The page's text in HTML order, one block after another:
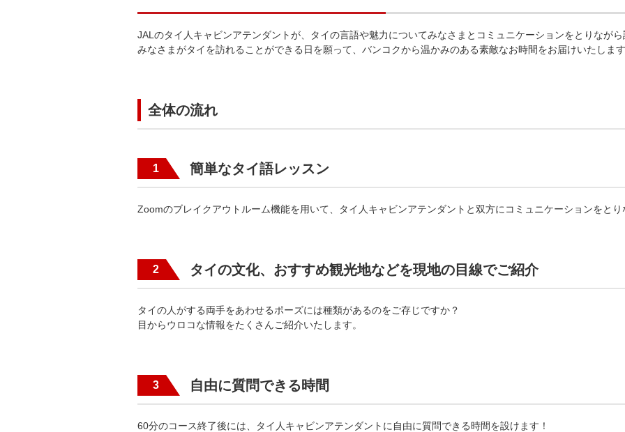
JALのタイ人キャビンアテンダントが、タイの言語や魅力についてみなさまとコミュニケーションをとりなが
みなさまがタイを訪れることができる日を願って、バンコクから温かみのある素敵なお時間をお届けいたしま
全体の流れ
1 簡単なタイ語レッスン
Zoomのブレイクアウトルーム機能を用いて、タイ人キャビンアテンダントと双方にコミュニケーションをと
2 タイの文化、おすすめ観光地などを現地の目線でご紹介
タイの人がする両手をあわせるポーズには種類があるのをご存じですか？
目からウロコな情報をたくさんご紹介いたします。
3 自由に質問できる時間
60分のコース終了後には、タイ人キャビンアテンダントに自由に質問できる時間を設けます！